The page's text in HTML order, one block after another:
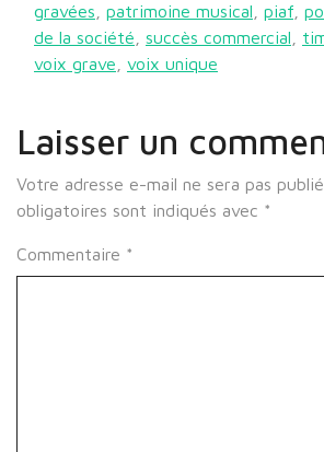
gravées
patrimoine musical piaf
de la société
succès commercial
voix grave
voix unique
Laisser un
Votre adresse e-mail ne sera pas
obligatoires sont indiqués avec *
Commentaire *